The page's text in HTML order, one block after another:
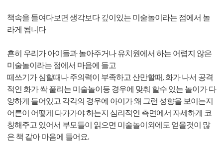
책속을 들여다보면 생각보다 깊이있는 미술놀이라는 점에서 놀
라게 됩니다
흔히 우리가 아이들과 놀아주거나 유치원에서 하는 어렵지 않은
미술놀이라는 점에서 마음에 들고
떼쓰기가 심할때나 주의력이 부족하고 산만할때, 화가 나서 공격
적인 화가 싹 풀리는 미술놀이등 경우에 맞춰 할수 있는 놀이가 다
양하게 들어있고 각각의 경우에 아이가 왜 그런 성향을 보이는지
어른이 어떻게 다가가야 하는지 심리적인 측면에서 자세하게 코
칭해주고 있어서 부모들이 읽으면 미술놀이외에도 얻을것이 많
은 책 같아 마음에 들어요.